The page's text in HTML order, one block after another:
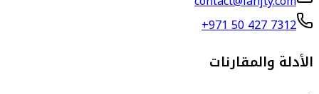
+971 50 427 7312
الأدلة والمقارنات